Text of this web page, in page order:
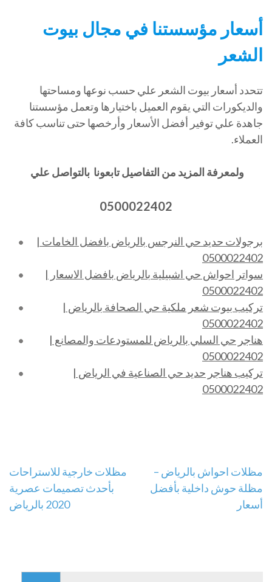
أسعار مؤسستنا في مجال بيوت
الشعر
تتحدد أسعار بيوت الشعر علي حسب نوعها ومساحتها
والديكورات التي يقوم العميل باختيارها وتعمل مؤسستنا
جاهدة علي توفير أفضل الأسعار وأرخصها حتى تناسب كافة
العملاء.
ولمعرفة المزيد من التفاصيل تابعونا بالتواصل علي
0500022402
برجولات حديد حي النرجس بالرياض بافضل الخامات |
0500022402
سواتر احواش حي اشبيلية بالرياض بافضل الاسعار |
0500022402
تركيب بيوت شعر ملكية حي الصحافة بالرياض |
0500022402
هناجر حي السلي بالرياض للمستودعات والمصانع |
0500022402
تركيب هناجر حديد حي الصناعية في الرياض |
0500022402
تصفّح
المقالات
مظلات احواش بالرياض –
مظلة حوش داخلية بأفضل
أسعار
مظلات خارجية للاستراحات
بأحدث تصميمات عصرية
2020 بالرياض